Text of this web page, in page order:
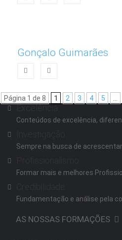
Gonçalo Guimarães
Página 1 de 8 1 2 3 4 5
Conteúdos de excelência,
Sempre na busca de
Formar mais e melhores
Fundamentação e análise pela
AS NOSSAS FORMAÇÕES